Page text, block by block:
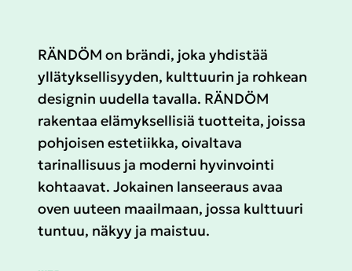
RÄNDÖM on brändi, joka yhdistää
yllätyksellisyyden, kulttuurin ja rohkean
designin uudella tavalla. RÄNDÖM
rakentaa elämyksellisiä tuotteita, joissa
pohjoisen estetiikka, oivaltava
tarinallisuus ja moderni hyvinvointi
kohtaavat. Jokainen lanseeraus avaa
oven uuteen maailmaan, jossa kulttuuri
tuntuu, näkyy ja maistuu.